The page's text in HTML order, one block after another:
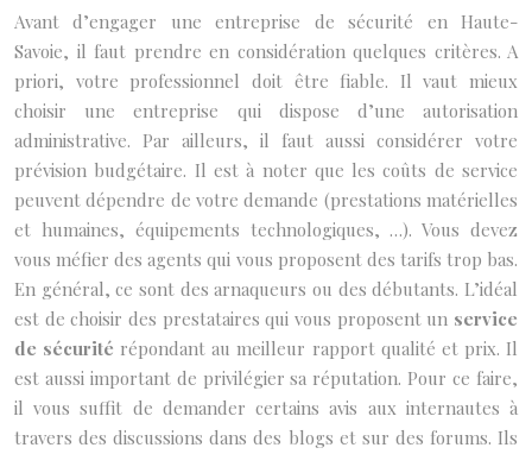
Avant d’engager une
entreprise de sécurité en Haute-
Savoie, il faut prendre en considération quelques critères. A
priori, votre professionnel doit être fiable. Il vaut mieux
choisir une entreprise qui dispose d’une autorisation
administrative. Par ailleurs, il faut aussi considérer votre
prévision budgétaire. Il est à noter que les coûts de service
peuvent dépendre de votre demande (prestations matérielles
et humaines, équipements technologiques, …). Vous devez
vous méfier des agents qui vous proposent des tarifs trop bas.
En général, ce sont des arnaqueurs ou des débutants. L’idéal
est de choisir des prestataires qui vous proposent un service
de sécurité répondant au meilleur rapport qualité et prix. Il
est aussi important de privilégier sa réputation. Pour ce faire,
il vous suffit de demander certains avis aux internautes à
travers des discussions dans des blogs et sur des forums. Ils